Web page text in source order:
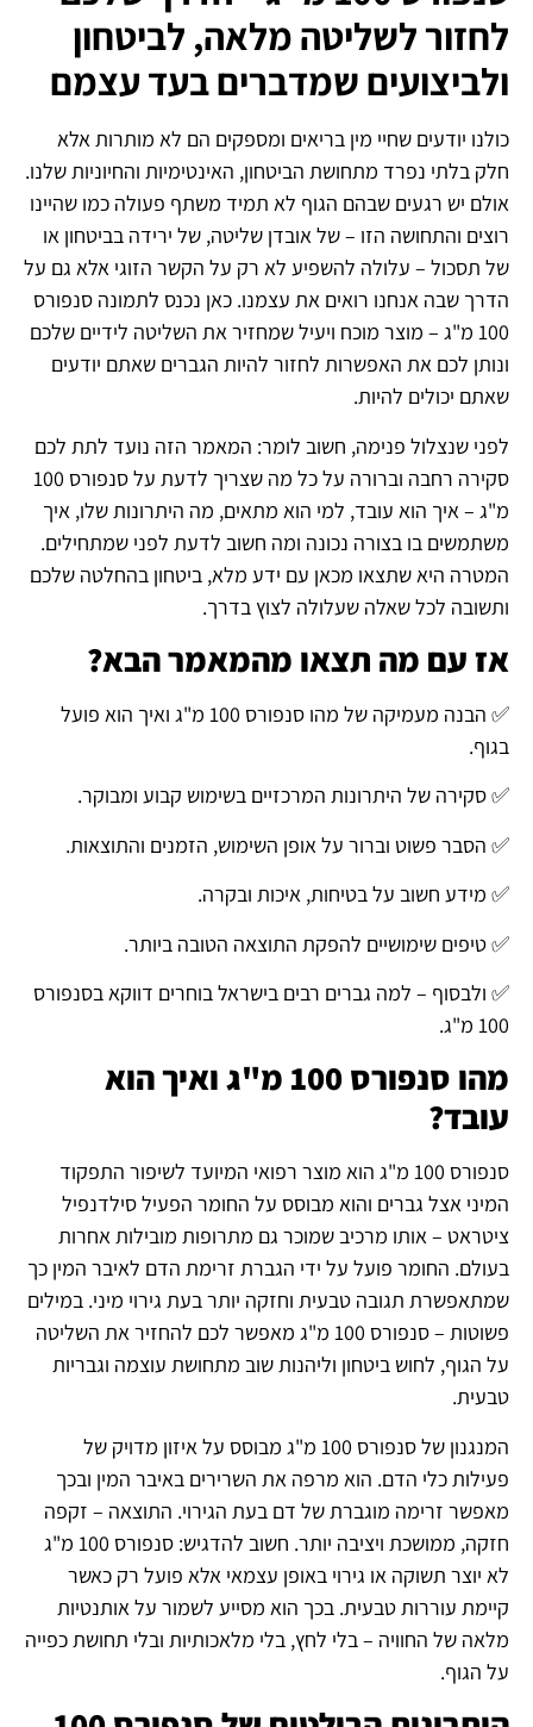
לחזור לשליטה מלאה, לביטחון
ולביצועים שמדברים בעד עצמם
כולנו יודעים שחיי מין בריאים ומספקים הם לא מותרות אלא
חלק בלתי נפרד מתחושת הביטחון, האינטימיות והחיוניות שלנו.
אולם יש רגעים שבהם הגוף לא תמיד משתף פעולה כמו שהיינו
רוצים והתחושה הזו – של אובדן שליטה, של ירידה בביטחון או
של תסכול – עלולה להשפיע לא רק על הקשר הזוגי אלא גם על
הדרך שבה אנחנו רואים את עצמנו. כאן נכנס לתמונה סנפורס
100 מ"ג – מוצר מוכח ויעיל שמחזיר את השליטה לידיים שלכם
ונותן לכם את האפשרות לחזור להיות הגברים שאתם יודעים
שאתם יכולים להיות.
לפני שנצלול פנימה, חשוב לומר: המאמר הזה נועד לתת לכם
סקירה רחבה וברורה על כל מה שצריך לדעת על סנפורס 100
מ"ג – איך הוא עובד, למי הוא מתאים, מה היתרונות שלו, איך
משתמשים בו בצורה נכונה ומה חשוב לדעת לפני שמתחילים.
המטרה היא שתצאו מכאן עם ידע מלא, ביטחון בהחלטה שלכם
ותשובה לכל שאלה שעלולה לצוץ בדרך.
אז עם מה תצאו מהמאמר הבא?
✅
הבנה מעמיקה של מהו סנפורס 100 מ"ג ואיך הוא פועל
בגוף.
✅סקירה של היתרונות המרכזיים בשימוש קבוע ומבוקר.
✅ הסבר פשוט וברור על אופן השימוש, הזמנים והתוצאות.
✅ מידע חשוב על בטיחות, איכות ובקרה.
✅טיפים שימושיים להפקת התוצאה הטובה ביותר.
✅ ולבסוף – למה גברים רבים בישראל בוחרים דווקא בסנפורס
100 מ"ג.
מהו סנפורס 100 מ"ג ואיך הוא
עובד?
סנפורס 100 מ"ג הוא מוצר רפואי המיועד לשיפור התפקוד
המיני אצל גברים והוא מבוסס על החומר הפעיל סילדנפיל
ציטראט – אותו מרכיב שמוכר גם מתרופות מובילות אחרות
בעולם. החומר פועל על ידי הגברת זרימת הדם לאיבר המין כך
שמתאפשרת תגובה טבעית וחזקה יותר בעת גירוי מיני. במילים
פשוטות – סנפורס 100 מ"ג מאפשר לכם להחזיר את השליטה
על הגוף, לחוש ביטחון וליהנות שוב מתחושת עוצמה וגבריות
טבעית.
המנגנון של סנפורס 100 מ"ג מבוסס על איזון מדויק של
פעילות כלי הדם. הוא מרפה את השרירים באיבר המין ובכך
מאפשר זרימה מוגברת של דם בעת הגירוי. התוצאה – זקפה
חזקה, ממושכת ויציבה יותר. חשוב להדגיש: סנפורס 100 מ"ג
לא יוצר תשוקה או גירוי באופן עצמאי אלא פועל רק כאשר
קיימת עוררות טבעית. בכך הוא מסייע לשמור על אותנטיות
מלאה של החוויה – בלי לחץ, בלי מלאכותיות ובלי תחושת כפייה
על הגוף.